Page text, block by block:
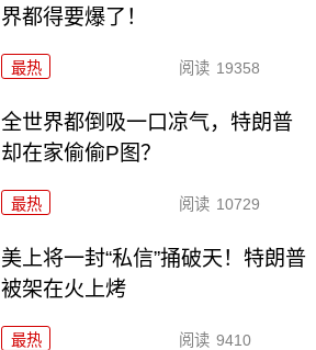
界都得要爆了！
最热 阅读 19358
全世界都倒吸一口凉气，特朗普
却在家偷偷P图？
最热 阅读 10729
美上将一封“私信”捅破天！特朗普
被架在火上烤
最热 阅读 9410